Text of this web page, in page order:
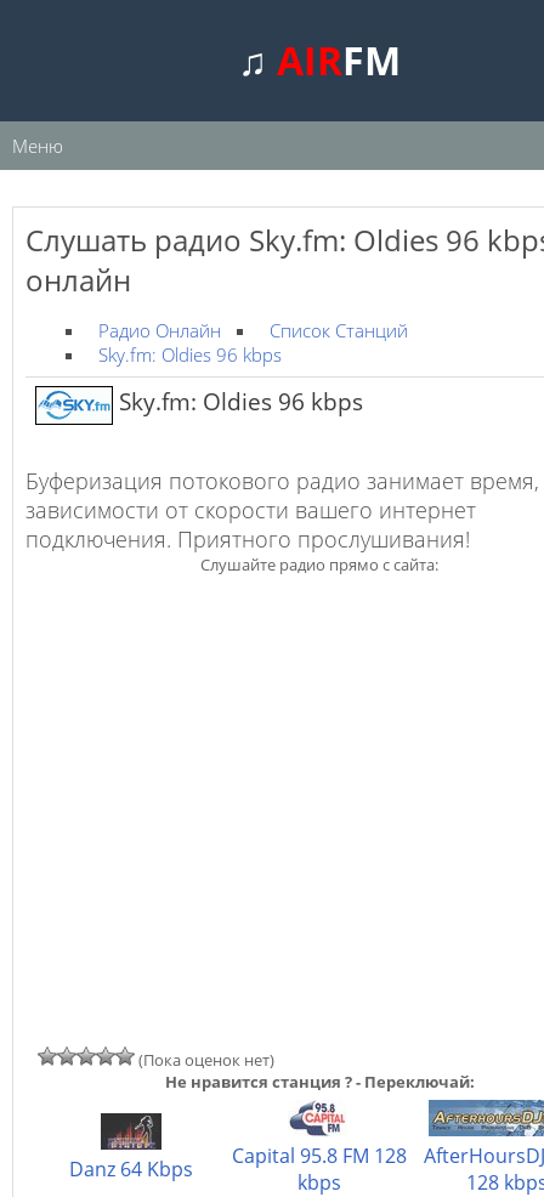
♫AIRFM
Меню
Слушать радио Sky.fm: Oldies 96
онлайн
Радио Онлайн
Список Станций
Sky.fm: Oldies 96 kbps
Sky.fm: Oldies 96 kbps
Буферизация потокового радио занимает время,
зависимости от скорости вашего интернет
подключения. Приятного прослушивания!
Слушайте радио прямо с сайта:
(Пока оценок нет)
Не нравится станция ? - Переключай:
Danz 64 Kbps
Capital 95.8 FM 128
kbps
128